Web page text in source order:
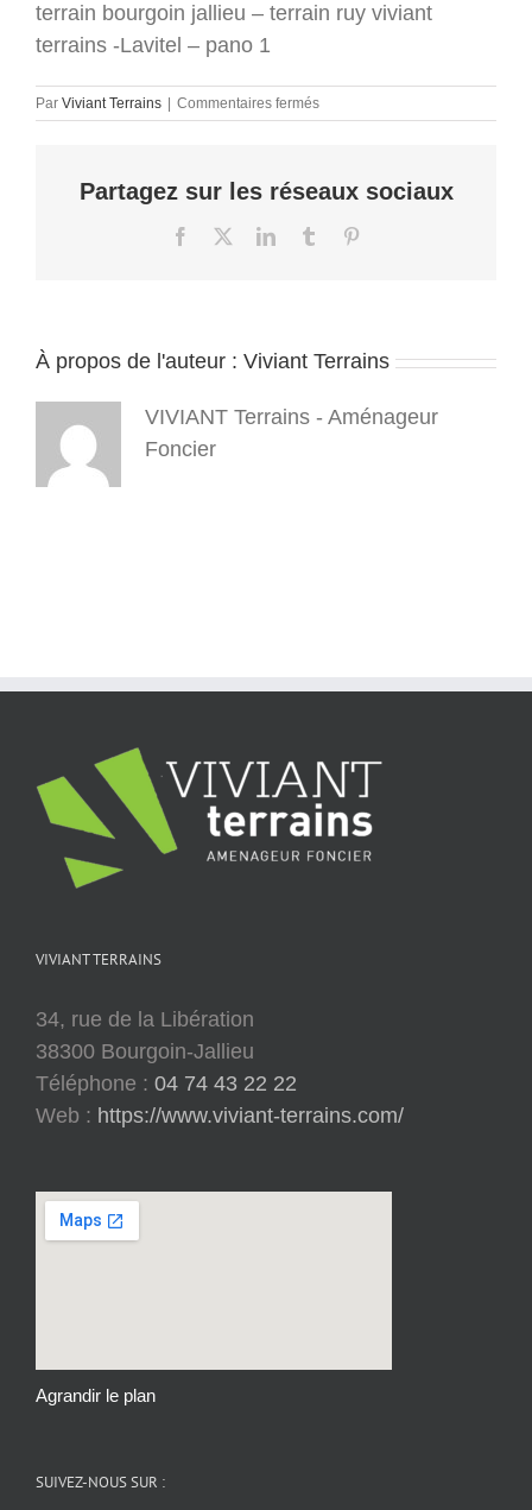
terrain bourgoin jallieu – terrain ruy viviant
terrains -Lavitel – pano 1
Par Viviant Terrains Commentaires ferméssur
terrain
–
pano
Partagez sur les réseaux sociaux
Facebook LinkedInTumblr
À propos de l'auteur : Viviant Terrains
VIVIANT Terrains - Aménageur
Foncier
VIVIANT TERRAINS
34, rue de la Libération
38300 Bourgoin-Jallieu
Téléphone : 04 74 43 22 22
Web : https://www.viviant-terrains.com/
Agrandir le plan
SUIVEZ-NOUS SUR :